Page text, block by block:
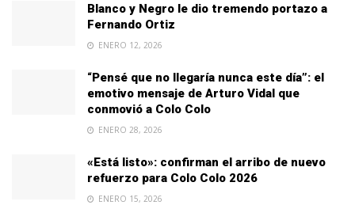
Blanco y Negro le dio tremendo portazo a
Fernando Ortiz
ENERO 12, 2026
“Pensé que no llegaría nunca este día”: el
emotivo mensaje de Arturo Vidal que
conmovió a Colo Colo
ENERO 28, 2026
«Está listo»: confirman el arribo de nuevo
refuerzo para Colo Colo 2026
ENERO 15, 2026